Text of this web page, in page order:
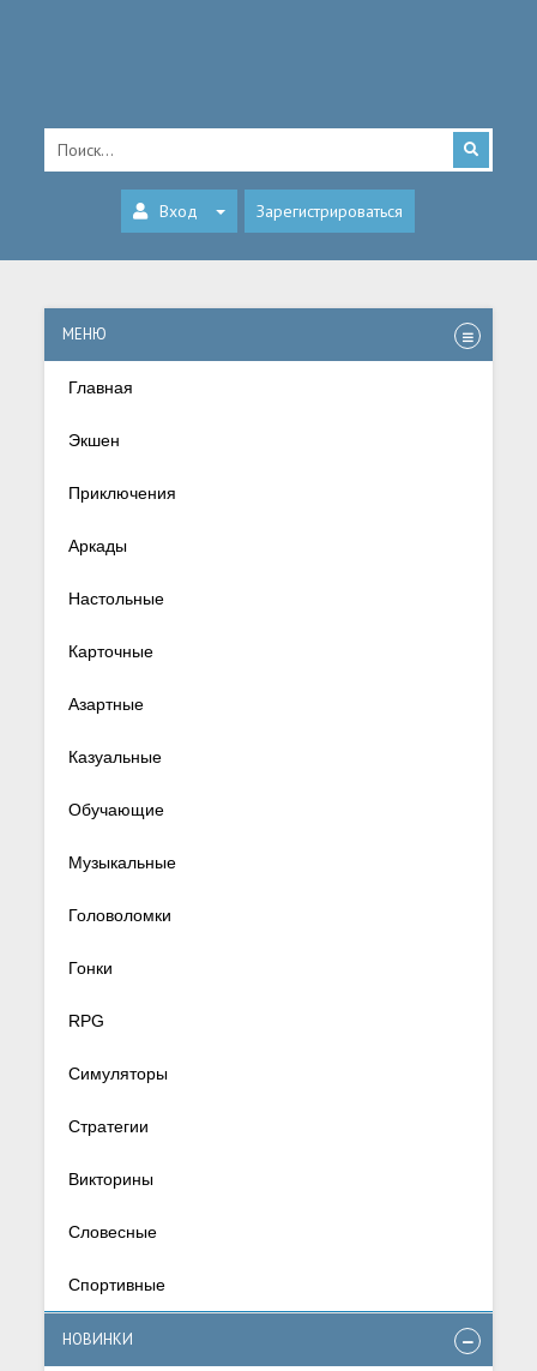
Вход Зарегистрироваться
МЕНЮ
Главная
Экшен
Приключения
Аркады
Настольные
Карточные
Азартные
Казуальные
Обучающие
Музыкальные
Головоломки
Гонки
RPG
Симуляторы
Стратегии
Викторины
Словесные
Спортивные
НОВИНКИ